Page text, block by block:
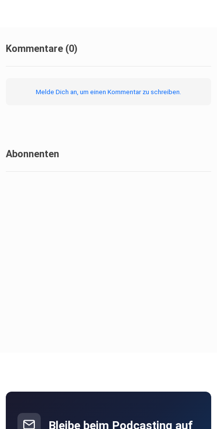
Kommentare (0)
Melde Dich an, um einen Kommentar zu schreiben.
Abonnenten
Bleibe beim Podcasting auf